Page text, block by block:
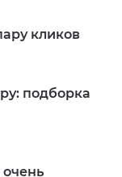
кликов
подборка
очень